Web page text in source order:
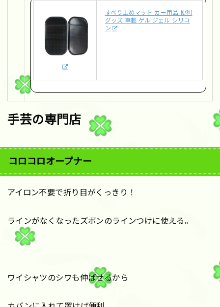
すべり止めマット カー用品 便利
グッズ 車載 ゲル ジェル シリコ
ン
手芸の専門店
コロコロオープナー
アイロン不要で折り目がくっきり！
ラインがなくなったズボンのラインつけに使える。
ワイシャツのシワも伸ばせるから